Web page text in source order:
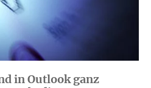
in Outlook ganz